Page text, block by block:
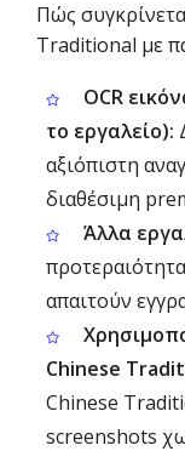
Πώς
Traditional με
OCR
το εργαλείο):
αξιόπιστη
διαθέσιμη
Άλλα
απαιτούν
Chinese
Chinese
screenshots